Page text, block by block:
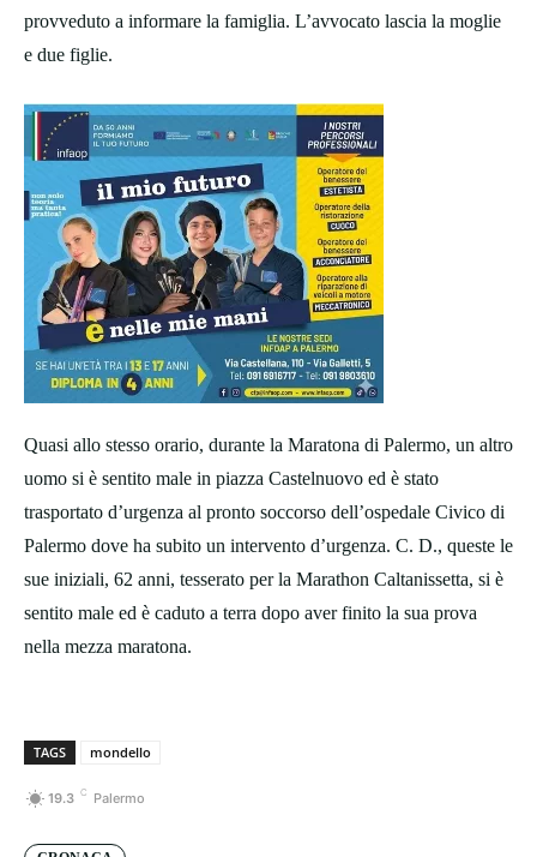
provveduto a informare la famiglia. L’avvocato lascia la moglie
e due figlie.
Quasi allo stesso orario, durante la Maratona di Palermo, un altro
uomo si è sentito male in piazza Castelnuovo ed è stato
trasportato d’urgenza al pronto soccorso dell’ospedale Civico di
Palermo dove ha subito un intervento d’urgenza. C. D., queste le
sue iniziali, 62 anni, tesserato per la Marathon Caltanissetta, si è
sentito male ed è caduto a terra dopo aver finito la sua prova
nella mezza maratona.
TAGS mondello
19.3 C Palermo